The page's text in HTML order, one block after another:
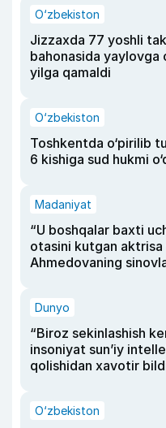
O‘zbekiston
Jizzaxda 77 yoshli
bahonasida yaylovga
yilga qamaldi
O‘zbekiston
Toshkentda o‘pirilib
6 kishiga sud hukmi
Madaniyat
“U boshqalar baxti
otasini kutgan aktrisa
Ahmedovaning
Dunyo
“Biroz sekinlashish
insoniyat sun’iy
qolishidan xavotir
O‘zbekiston